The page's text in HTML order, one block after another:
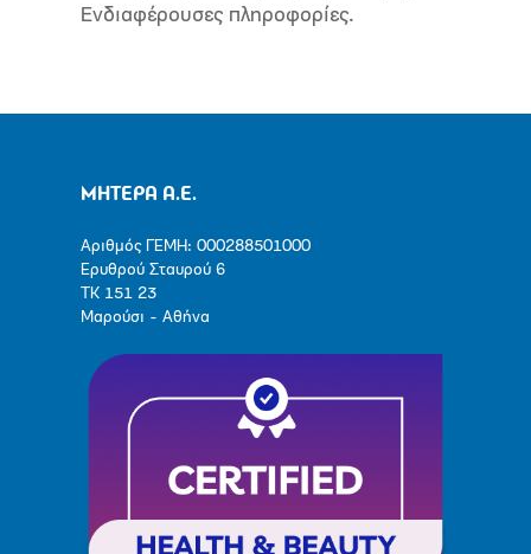
Ενδιαφέρουσες πληροφορίες.
ΜΗΤΕΡΑ Α.Ε.
Αριθμός ΓΕΜΗ: 000288501000
Ερυθρού Σταυρού 6
ΤΚ 151 23
Μαρούσι - Αθήνα